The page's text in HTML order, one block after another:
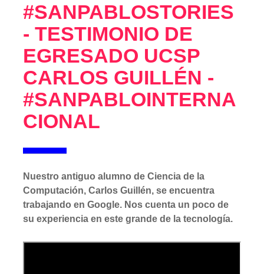
#SANPABLOSTORIES​
- TESTIMONIO DE
EGRESADO UCSP
CARLOS GUILLÉN -
#SANPABLOINTERNA
CIONAL
Nuestro antiguo alumno de Ciencia de la
Computación, Carlos Guillén, se encuentra
trabajando en Google. Nos cuenta un poco de
su experiencia en este grande de la tecnología.